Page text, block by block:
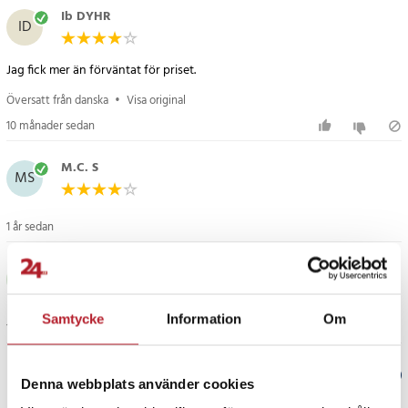
Samtycke Information Om
Denna webbplats använder cookies
bröllop.
- Mått: 30 x 21 x 8,5 cm
- Material: PU-läder, MDF, sammet, glas
- Kapacitet: 12 fack med avtagbara klockkuddar
- Glaslock: Transparent och lätt att rengöra
- Stängning: Metallås
Artikelnummer
ID Ib DYHR
Jag fick mer än förväntat för priset.
Översatt från danska • Visa original
10 månader sedan
MS M.C. S
1 år sedan
HS
1 år sedan